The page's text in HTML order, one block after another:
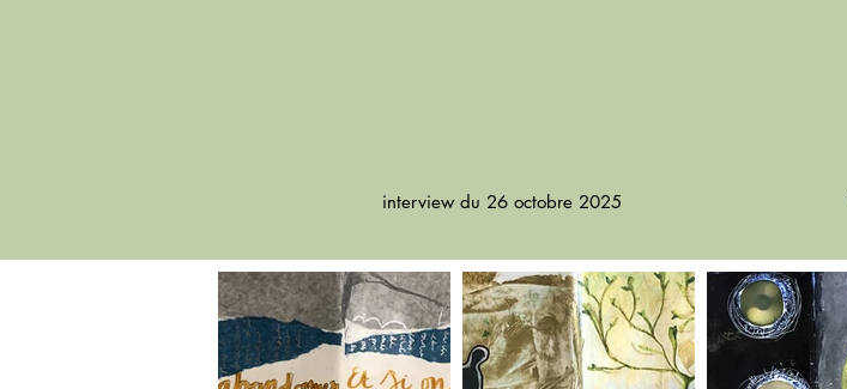
interview du 26 octobre 2025